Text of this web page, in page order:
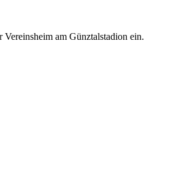
am Günztalstadion ein.